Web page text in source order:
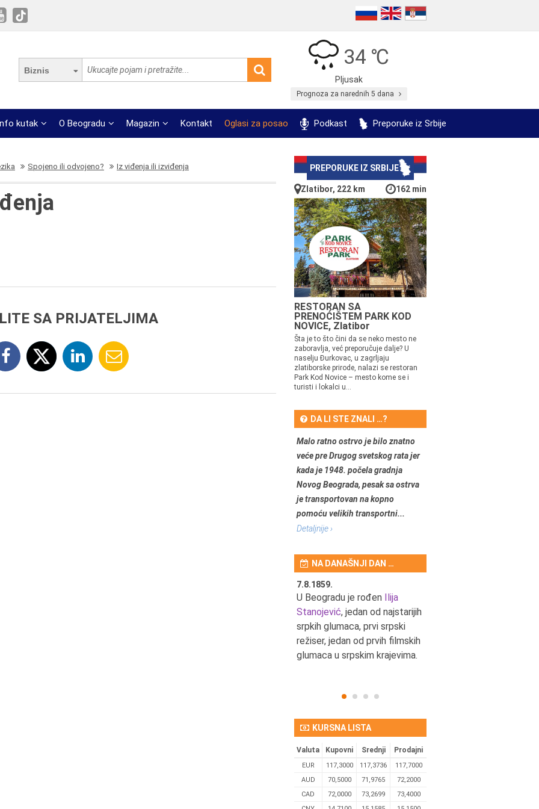
Biznis
34 ℃
Pljusak
Prognoza za narednih 5 dana
kutak O Beogradu Magazin Kontakt Oglasi za posao Podkast Preporuke iz Srbije
Spojeno ili odvojeno? Iz viđenja ili izviđenja
SA PRIJATELJIMA
PREPORUKE IZ SRBIJE
Zlatibor, 222 km 162 min
RESTORAN SA
PRENOĆIŠTEM PARK KOD
NOVICE, Zlatibor
Šta je to što čini da se neko mesto ne
zaboravlja, već preporučuje dalje? U
naselju Đurkovac, u zagrljaju
zlatiborske prirode, nalazi se restoran
Park Kod Novice – mesto kome se i
turisti i lokalci u...
DA LI STE ZNALI …?
Malo ratno ostrvo je bilo znatno
veće pre Drugog svetskog rata jer
kada je 1948. počela gradnja
Novog Beograda, pesak sa ostrva
je transportovan na kopno
pomoću velikih transportni...
Detaljnije ›
NA DANAŠNJI DAN …
7.8.1859.
U Beogradu je rođen Ilija
Stanojević, jedan od najstarijih
srpkih glumaca, prvi srpski
režiser, jedan od prvih filmskih
glumaca u srpskim krajevima.
KURSNA LISTA
Valuta Kupovni Srednji Prodajni
EUR 117,3000 117,3736
117,7000
AUD
70,5000 71,9765
72,2000
CAD
72,0000 73,2699
73,4000